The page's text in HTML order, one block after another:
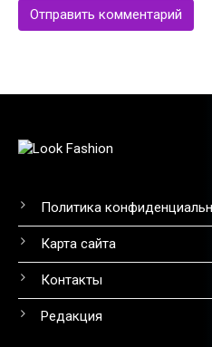
Политика
Карта сайта
Контакты
Редакция